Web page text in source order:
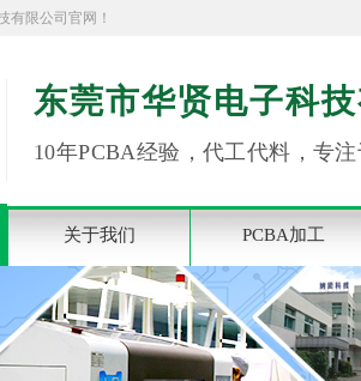
有限公司官网！
东莞市华贤电子科
10年PCBA经验，代工代料，专
关于我们 PCBA加工